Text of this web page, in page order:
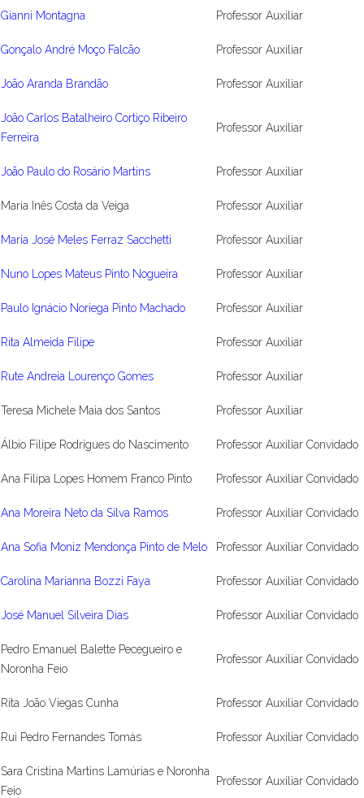
Gianni Montagna Professor Auxiliar
Gonçalo André Moço Falcão Professor Auxiliar
João Aranda Brandão Professor Auxiliar
João Carlos Batalheiro Cortiço Ribeiro
Ferreira
Professor Auxiliar
João Paulo do Rosário Martins Professor Auxiliar
Maria Inês Costa da Veiga Professor Auxiliar
Maria José Meles Ferraz Sacchetti Professor Auxiliar
Nuno Lopes Mateus Pinto Nogueira Professor Auxiliar
Paulo Ignácio Noriega Pinto Machado Professor Auxiliar
Rita Almeida Filipe Professor Auxiliar
Rute Andreia Lourenço Gomes Professor Auxiliar
Teresa Michele Maia dos Santos Professor Auxiliar
Álbio Filipe Rodrigues do Nascimento Professor Auxiliar Convidado
Ana Filipa Lopes Homem Franco Pinto Professor Auxiliar Convidado
Ana Moreira Neto da Silva Ramos Professor Auxiliar Convidado
Ana Sofia Moniz Mendonça Pinto de Melo Professor Auxiliar Convidado
Carolina Marianna Bozzi Faya Professor Auxiliar Convidado
José Manuel Silveira Dias Professor Auxiliar Convidado
Pedro Emanuel Balette Pecegueiro e
Noronha Feio
Professor Auxiliar Convidado
Rita João Viegas Cunha Professor Auxiliar Convidado
Rui Pedro Fernandes Tomás Professor Auxiliar Convidado
Sara Cristina Martins Lamúrias e Noronha
Feio
Professor Auxiliar Convidado